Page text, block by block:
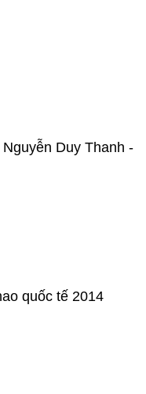
Duy Thanh -
quốc tế 2014